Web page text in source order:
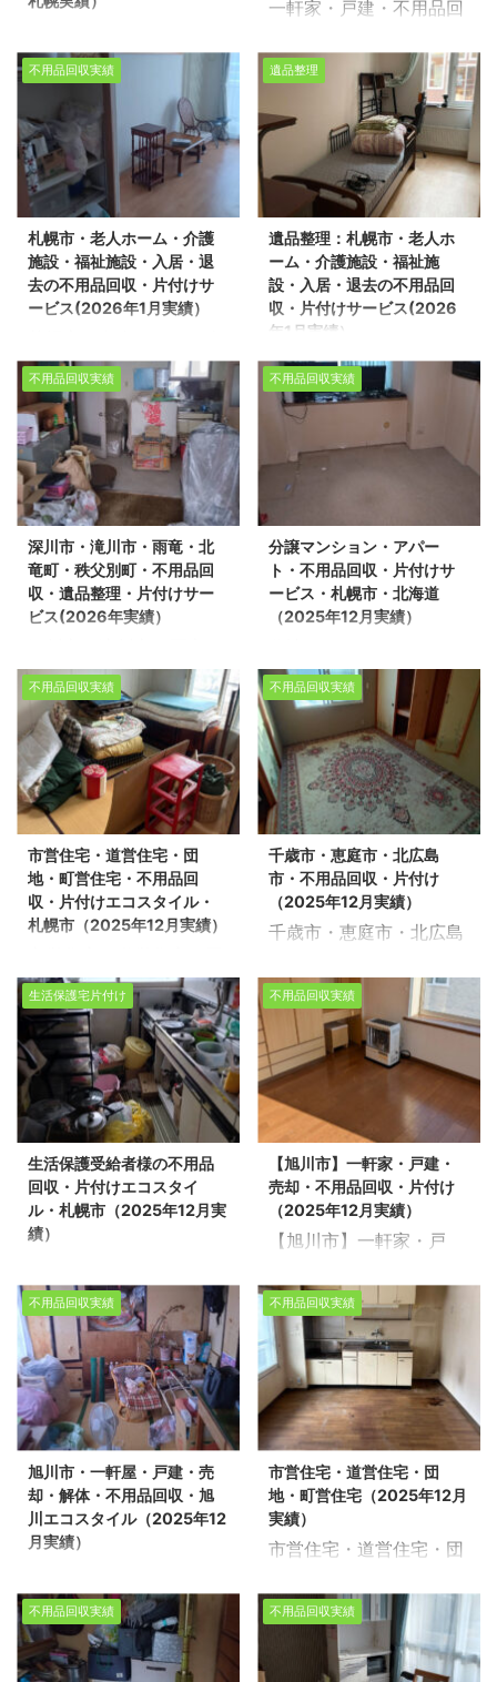
をさせて頂きました。 ※
日/団地2LDK 不動産売却
物件の整理や不用品回
収、遺品整理に関するお
悩みは、どうぞ私たちに
お任せください。 経験豊
富で信頼できるスタッフ
が、お客様のご希望に寄
り添い、安心していただ
けるサービスを提供いた
します。 不用品回収や遺
物置 不動産売却物件の整
理に関するお悩みは、ど
うぞ私たちにお任せくだ
さい。 経験豊富で信頼で
きるスタッフが、お客様
のご希望に寄り添い、安
心していただけるサービ
スを提供いたします。 不
用品回収や遺品整理の実
績多 ...
ション・不用品回収・片
付けエコスタイル
（2026年1月札幌実績）
生活応援エコスタイルで
は不用品回収・遺品整
理・家の片付けを行って
おります。 今回は、札幌
市中央区で引越に伴うマ
ンションの不用品回収を
環境事業公社とさせて頂
きました。 ※スタッフ4
ション2LDK 不動産売却
物件の整理や不用品回
収、遺品整理に関するお
悩みは、どうぞ私たちに
お任せください。 経験豊
富で信頼できるスタッフ
が、お客様のご希望に寄
り添い、安心していただ
けるサービスを提供いた
します。 不用品回 ...
一軒家・戸建・不用品回
（2026年1月札幌実績）
生活応援エコスタイルで
は不用品回収・遺品整
理・家の片付けを行って
おります。 今回は、札幌
市南区で売却に伴う不用
品回収を環境事業公社と
させて頂きました。 ※ス
タッフ5名/作業日数1日
半/一軒家4LDK ・物置
不動産売却物件の整理や
関するお悩みは、どうぞ
私たちにお任せくださ
い。 経験豊富で信頼でき
るスタッフが、お客様の
ご希望に寄り添い、安心
を提供いたします。 不用
品回収や遺品整理の実績
多数ございま ...
不用品回収実績
札幌市・老人ホーム・介護
施設・福祉施設・入居・退
去の不用品回収・片付けサ
ービス(2026年1月実績）
護施設・福祉施設・入
居・退去の不用品回収・
片付けサービス(2026年1
月実績） 生活応援エコス
タイルでは不用品回収・
遺品整理・家の片付けを
行っております。 今回
は、札幌市南区の老人ホ
ームで遺品整理の片付け
作業をさせて頂きまし
た。 スタッフ2名/作業時
動産売却物件の整理や不
用品回収、遺品整理に関
するお悩みは、どうぞ私
たちにお任せください。
経験豊富で信頼できるス
タッフが、お客様のご希
望に寄り添い、安心して
いただけるサービスを提
供いたします。 不用品回
収や遺品整 ...
遺品整理
遺品整理：札幌市・老人ホ
ーム・介護施設・福祉施
設・入居・退去の不用品回
収・片付けサービス(2026
年1月実績）
遺品整理：札幌市・老人
ホーム・介護施設・福祉
施設・入居・退去の不用
品回収・片付けサービス
(2026年1月実績） 生活
応援エコスタイルでは不
用品回収・遺品整理・家
の片付けを行っておりま
す。 今回は、札幌市北区
の老人ホームで遺品整理
の片付け作業をさせて頂
作業時間1時間/老人ホー
ム1R 不動産売却物件の
整理や不用品回収、遺品
整理に関するお悩みは、
どうぞ私たちにお任せく
ださい。経験豊富で信頼
できるスタッフが、お客
様のご希望に寄り添い、
安心していただけるサー
ビスを提供いたします。
不用品回 ...
不用品回収実績
深川市・滝川市・雨竜・北
竜町・秩父別町・不用品回
収・遺品整理・片付けサー
ビス(2026年実績）
北竜町・秩父別町・不用
品回収・遺品整理・片付
けサービス(2026年実
績） 生活応援エコスタイ
ルでは不用品回収・遺品
整理・家の片付けを行っ
ております。 今回は、深
川市で売却に伴う不用品
回収をさせて頂きまし
た。 ※スタッフ5名/作業
時間2時間 不動産売却物
遺品整理に関するお悩み
は、どうぞ私たちにお任
せください。経験豊富で
信頼できるスタッフが、
お客様のご希望に寄り添
い、安心していただける
サービスを提供いたしま
す。 不用品回収や遺品整
理の実績多数ございま
す！お客様一人ひ ...
不用品回収実績
分譲マンション・アパー
ト・不用品回収・片付けサ
ービス・札幌市・北海道
（2025年12月実績）
ト・不用品回収・片付け
サービス・札幌市・北海
道（2025年12月実績）
生活応援エコスタイルで
は不用品回収・遺品整
理・家の片付けを行って
おります。 今回は、札幌
市で分譲マンションの１
部片付けをさせて頂きま
した。 ※スタッフ5名/作
業時間2時間 不動産売却
収、遺品整理に関するお
悩みは、どうぞ私たちに
お任せください。経験豊
富で信頼できるスタッフ
が、お客様のご希望に寄
り添い、安心していただ
けるサービスを提供いた
します。 不用品回収や遺
品整理の実績多数ござい
ます！お客様一 ...
不用品回収実績
市営住宅・道営住宅・団
地・町営住宅・不用品回
収・片付けエコスタイル・
札幌市（2025年12月実績）
地・町営住宅・不用品回
収・片付けエコスタイ
ル・札幌市（2025年12
月実績） 生活応援エコス
タイルでは不用品回収・
遺品整理・家の片付けを
行っております。 今回
は、札幌市手稲区の市営
団地で不用品回収を環境
事業公社とさせて頂きま
した。 スタッフ7名/作業
産売却物件の整理や不用
品回収、遺品整理に関す
るお悩みは、どうぞ私た
ちにお任せください。経
験豊富で信頼できるスタ
ッフが、お客様のご希望
に寄り添い、安心してい
ただけるサービスを提供
いたします。 不用品回収
や遺品整理 ...
不用品回収実績
千歳市・恵庭市・北広島
市・不用品回収・片付け
（2025年12月実績）
千歳市・恵庭市・北広島
（2025年12 月実績） 生
活応援エコスタイルでは
不用品回収・遺品整理・
家の片付けを行っており
ます。 今回は、北広島で
売却に伴う不用品回収を
させて頂きました。 ※ス
タッフ5名/作業時間6時
間/戸建・4LDK 不動産売
却物件の整理や不用品回
収、遺品整理に関するお
お任せください。経験豊
富で信頼できるスタッフ
が、お客様のご希望に寄
り添い、安心していただ
けるサービスを提供いた
します。 不用品回収や遺
品整理の実績多数ござい
ます！お客様一人ひとり
の想 ...
生活保護宅片付け
生活保護受給者様の不用品
回収・片付けエコスタイ
ル・札幌市（2025年12月実
績）
品回収・片付けエコスタ
イル・札幌市（2025年
12月実績） 生活応援エ
コスタイルでは不用品回
収・遺品整理・家の片付
けを行っております。 今
回は、札幌市白石区で生
活保護受給者様の片付け
作業を環境事業公社とさ
せて頂きました。 ※スタ
ッフ5名/作業日数3日/戸
却物件の整理や不用品回
収、遺品整理に関するお
悩みは、どうぞ私たちに
不用品回収実績
【旭川市】一軒家・戸建・
売却・不用品回収・片付け
（2025年12月実績）
【旭川市】一軒家・戸
片付け（2025年12月実
績） 生活応援エコスタイ
ルでは、不用品回収や遺
品整理、住居の片付けな
どのご相談を承っており
ます。今回は、旭川市に
て不動産売却に伴う一軒
家の不用品回収作業を行
いました。 作業内容は、
戸建て6LDKと車庫内の
整理・回収で、スタッフ
でした。事前にお客様と
確認した内容に沿って、
必要な物と回収対象を整
不用品回収実績
旭川市・一軒屋・戸建・売
却・解体・不用品回収・旭
川エコスタイル（2025年12
月実績）
売却・解体・不用品回
収・旭川エコスタイル
（2025年12月実績） 生
不用品回収実績
市営住宅・道営住宅・団
地・町営住宅（2025年12月
実績）
市営住宅・道営住宅・団
12月実績） 生活応援エ
コスタイルでは不用品回
収・遺品整理・家の片付
不用品回収実績 不用品回収実績